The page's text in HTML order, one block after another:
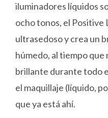
iluminadores líquidos
ocho tonos, el Positive
ultrasedoso y crea un
húmedo, al tiempo que
brillante durante todo
el maquillaje (líquido,
que ya está ahí.